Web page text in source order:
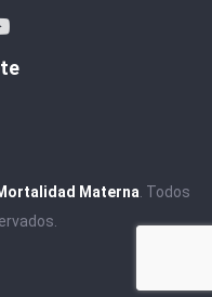
Materna . Todos